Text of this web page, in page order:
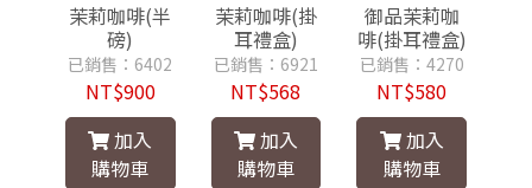
茉莉咖啡(半
磅)
已銷售：6402
NT$900
加入
購物車
茉莉咖啡(掛
耳禮盒)
已銷售：6921
NT$568
加入
購物車
御品茉莉咖
啡(掛耳禮盒)
已銷售：4270
NT$580
加入
購物車